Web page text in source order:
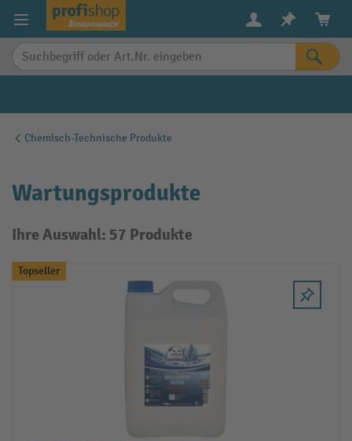
springen
Chemisch-Technische Produkte
Wartungsprodukte
Ihre Auswahl: 57 Produkte
Topseller